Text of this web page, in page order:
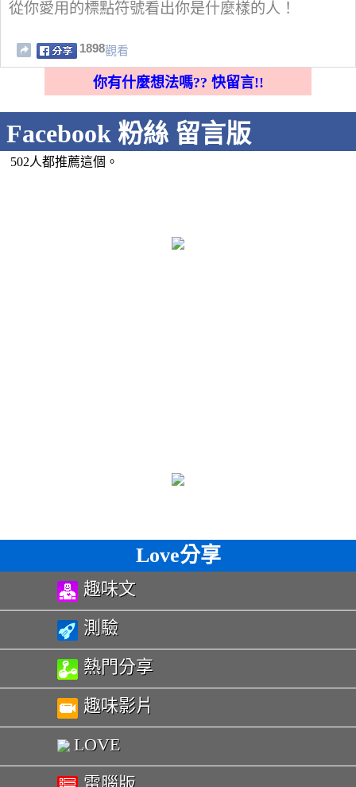
從你愛用的標點符號看出你是什麼樣的人！
1898觀看
你有什麼想法嗎?? 快留言!!
Facebook 粉絲 留言版
502人都推薦這個。
Love分享
趣味文
測驗
熱門分享
趣味影片
LOVE